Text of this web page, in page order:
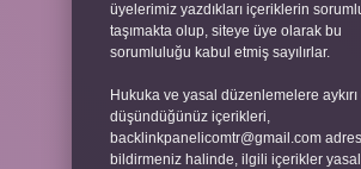
üyelerimiz yazdıkları içeriklerin
taşımakta olup, siteye üye olarak bu
sorumluluğu kabul etmiş sayılırlar.
Hukuka ve yasal düzenlemelere
düşündüğünüz içerikleri,
backlinkpanelicomtr@gmail.com
bildirmeniz halinde, ilgili içerikler